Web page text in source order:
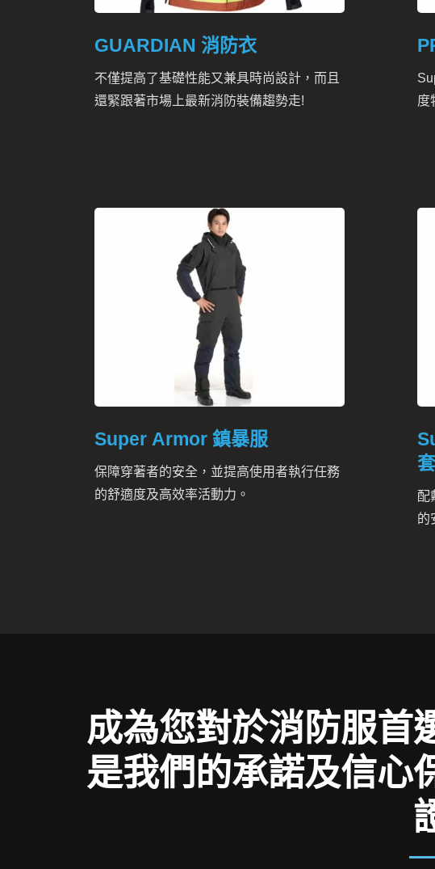
GUARDIAN 消防衣
不僅提高了基礎性能又兼具時尚設計，而且
還緊跟著市場上最新消防裝備趨勢走!
度
Super Armor 鎮暴服
保障穿著者的安全，並提高使用者執行任務
的舒適度及高效率活動力。
套
配
的
成為您對於消防服首
是我們的承諾及信心